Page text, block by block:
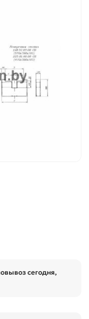
сегодня,